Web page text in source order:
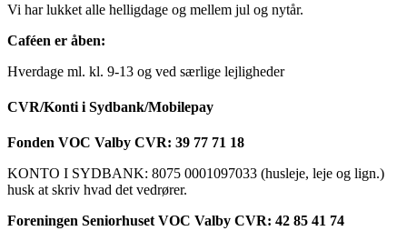
Vi har lukket alle helligdage og mellem jul og nytår.
Caféen er åben:
Hverdage ml. kl. 9-13 og ved særlige lejligheder
CVR/Konti i Sydbank/Mobilepay
Fonden VOC Valby CVR: 39 77 71 18
KONTO I SYDBANK: 8075 0001097033 (husleje, leje og lign.)
husk at skriv hvad det vedrører.
Foreningen Seniorhuset VOC Valby CVR: 42 85 41 74